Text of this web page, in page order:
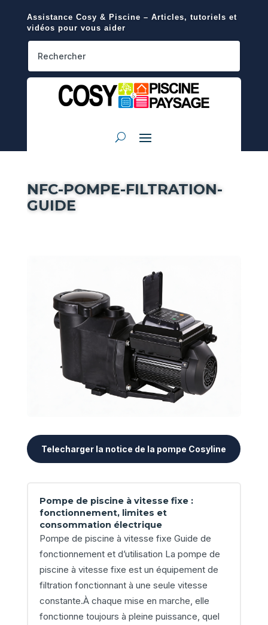
Assistance Cosy & Piscine – Articles, tutoriels et
vidéos pour vous aider
NFC-POMPE-FILTRATION-
GUIDE
Telecharger la notice de la pompe Cosyline
Pompe de piscine à vitesse fixe :
fonctionnement, limites et
consommation électrique
Pompe de piscine à vitesse fixe Guide de
fonctionnement et d’utilisation La pompe de
piscine à vitesse fixe est un équipement de
filtration fonctionnant à une seule vitesse
constante.À chaque mise en marche, elle
fonctionne toujours à pleine puissance, quel